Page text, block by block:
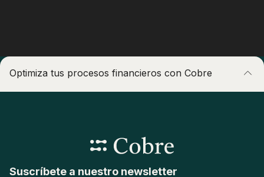
Optimiza tus procesos financieros con Cobre
Suscríbete a nuestro newsletter